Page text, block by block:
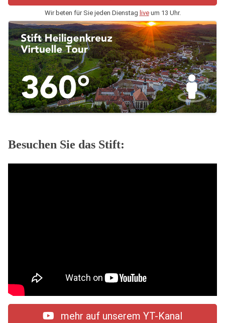
Wir beten für Sie jeden Dienstag liveum 13 Uhr.
Besuchen Sie das Stift:
mehr auf unserem YT-Kanal